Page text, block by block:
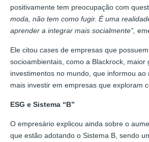
positivamente tem preocupação com
moda, não tem como fugir. É uma
aprender a integrar mais socialmente”,
Ele citou cases de empresas que
socioambientais, como a Blackrock, maior
investimentos no mundo, que informou
mais investir em empresas que exploram
ESG e Sistema “B”
O empresário explicou ainda sobre o
que estão adotando o Sistema B, sendo